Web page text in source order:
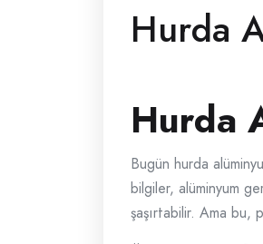
Hurda
Hurda
Bugün hurda
bilgiler, alüminyum
şaşırtabilir. Ama bu,